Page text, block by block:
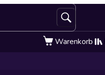
Warenkorb